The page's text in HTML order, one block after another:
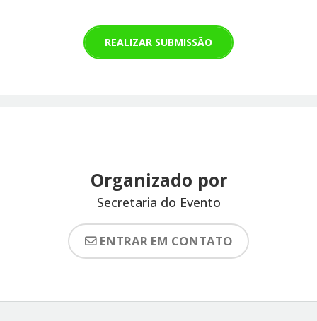
REALIZAR SUBMISSÃO
Organizado por
Secretaria do Evento
ENTRAR EM CONTATO